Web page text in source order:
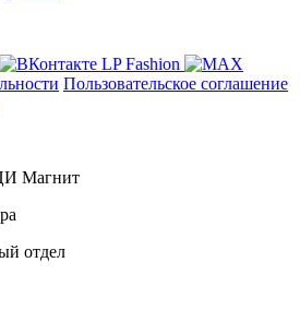
Пользовательское соглашение
Магнит
отдел